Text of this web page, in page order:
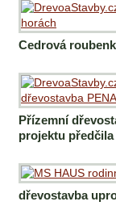
Cedrová
Přízemní
projektu
dřevostavba